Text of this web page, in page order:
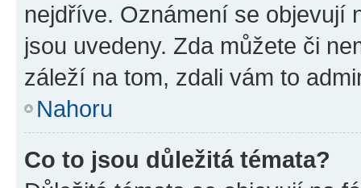
nejdříve. Oznámení se objevují
jsou uvedeny. Zda můžete či
záleží na tom, zdali vám to
Nahoru
Co to jsou důležitá témata?